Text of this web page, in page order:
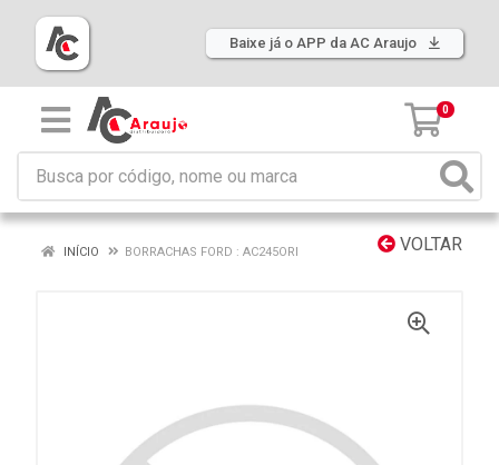
Baixe já o APP da AC Araujo
0
VOLTAR
INÍCIO BORRACHAS FORD : AC245ORI